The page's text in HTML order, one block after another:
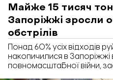
Майже 15 тисяч
Запоріжжі зросли
обстрілів
Понад 60% усіх відходів
накопичилися в Запоріжжі
повномасштабної війни,